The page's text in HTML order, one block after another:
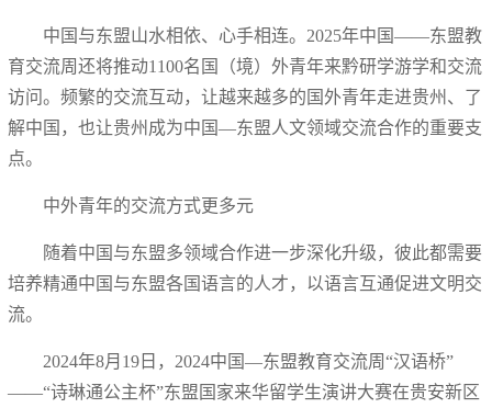
中国与东盟山水相依、心手相连。2025年中国——东盟教
育交流周还将推动1100名国（境）外青年来黔研学游学和交流
访问。频繁的交流互动，让越来越多的国外青年走进贵州、了
解中国，也让贵州成为中国—东盟人文领域交流合作的重要支
点。
中外青年的交流方式更多元
随着中国与东盟多领域合作进一步深化升级，彼此都需要
培养精通中国与东盟各国语言的人才，以语言互通促进文明交
流。
2024年8月19日，2024中国—东盟教育交流周“汉语桥”
——“诗琳通公主杯”东盟国家来华留学生演讲大赛在贵安新区